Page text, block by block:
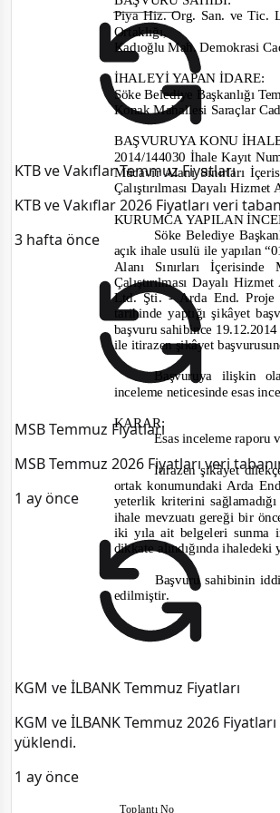
KTB ve Vakıflar Temmuz Fiyatları
KTB ve Vakıflar 2026 Fiyatları veri
3 hafta önce
MSB Temmuz Fiyatları
MSB Temmuz 2026 Fiyatları veri
1 ay önce
KGM ve İLBANK Temmuz Fiyatları
KGM ve İLBANK Temmuz 2026
yüklendi.
1 ay önce
Piya Hiz. Org. San. ve Tic.
Ortaklığı,
Kadıoğlu Mah. Demokrasi
İHALEYİ YAPAN İDARE:
Söke Belediye Başkanlığı
Konak Mahallesi Saraçlar
BAŞVURUYA KONU
2014/144030 İhale Kayıt
Mücavir Alanı Sınırları
Çalıştırılması Dayalı Hizmet
KURUMCA YAPILAN
Söke Belediye
açık ihale usulü ileyapılan “
Alanı Sınırları
Çalıştırılması Dayalı Hizmet
Ltd. Şti.- Arda End.
tarihinde yaptığı şikâyet
başvuru sahibince
ile itirazen şikâyet
Başvuruya ilişkin
inceleme neticesinde esas
KARAR:
Esas inceleme raporu
İtirazen şikâyet
ortak konumundaki Arda
yeterlik kriterini
ihale mevzuatı gereği bir
iki yıla ait belgeleri sunma
dikkate alındığında
Başvuru sahibinin
edilmiştir.
ToplantıNo